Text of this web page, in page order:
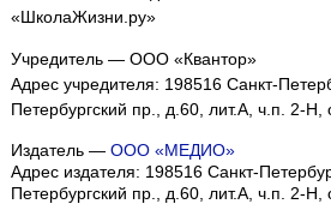
«ШколаЖизни.ру»
Учредитель — ООО «Квантор»
Адрес учредителя: 198516 Санкт-
Петербургский пр., д.60, лит.А, ч.п. 2-
Издатель — ООО «МЕДИО»
Адрес издателя: 198516 Санкт-
Петербургский пр., д.60, лит.А, ч.п. 2-